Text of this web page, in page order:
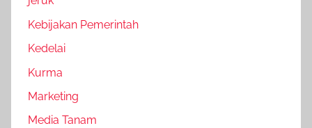
Kebijakan Pemerintah
Kedelai
Kurma
Marketing
Media Tanam